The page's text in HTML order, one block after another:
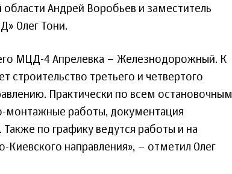
Андрей Воробьев и заместитель
Олег Тони.
МЦД-4 Апрелевка – Железнодорожный. К
строительство третьего и четвертого
Практически по всем остановочным
монтажные работы, документация
по графику ведутся работы и на
Киевского направления», – отметил Олег